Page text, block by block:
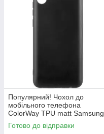
Популярний! Чохол до
мобільного телефона
ColorWay TPU matt Samsung
Galaxy A04e black (CW-
CTMSGA042-BK) - Краща
Готово до відправки